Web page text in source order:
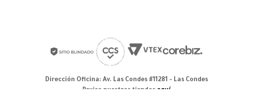
Dirección Oficina: Av. Las Condes #11281 - Las Condes
Revisa nuestras tiendas aquí